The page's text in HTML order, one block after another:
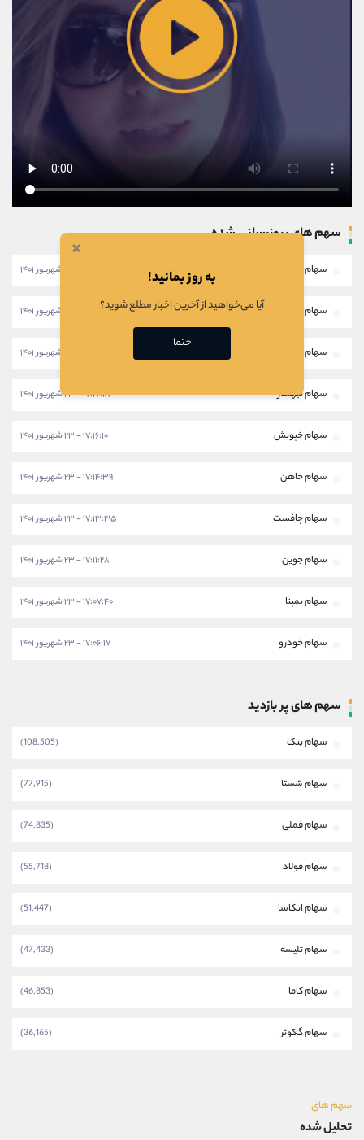
سهم های بروزرسانی شده
سهام خبهمن
سهام خکار ۱۱:۴۳:۵۸ - ۲۸ شهریور ۱۴۰۱
سهام شرانل
سهام ثبهساز ۱۷:۱۷:۱۸ - ۲۳ شهریور ۱۴۰۱
سهام خپویش ۱۷:۱۶:۱۰ - ۲۳ شهریور ۱۴۰۱
سهام خاهن ۱۷:۱۴:۳۹ - ۲۳ شهریور ۱۴۰۱
سهام چافست ۱۷:۱۳:۳۵ - ۲۳ شهریور ۱۴۰۱
سهام جوین ۱۷:۱۱:۲۸ - ۲۳ شهریور ۱۴۰۱
سهام بمپنا ۱۷:۰۷:۴۰ - ۲۳ شهریور ۱۴۰۱
سهام خودرو ۱۷:۰۶:۱۷ - ۲۳ شهریور ۱۴۰۱
سهم های پر بازدید
سهام بتک (108,505)
سهام شستا (77,915)
سهام فملی (74,835)
سهام فولاد (55,718)
سهام اتکاسا (51,447)
سهام تلیسه (47,433)
سهام کاما (46,853)
سهام گکوثر (36,165)
سهم های
تحلیل شده
×
به روز بمانید!
آیا می‌خواهید از آخرین اخبار مطلع شوید؟
حتما